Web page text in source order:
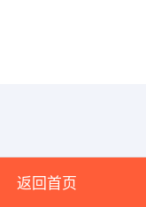
返回首页